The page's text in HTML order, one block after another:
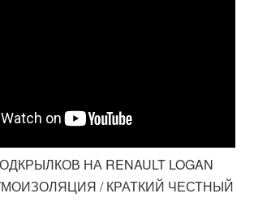
НА RENAULT LOGAN
/ КРАТКИЙ ЧЕСТНЫЙ